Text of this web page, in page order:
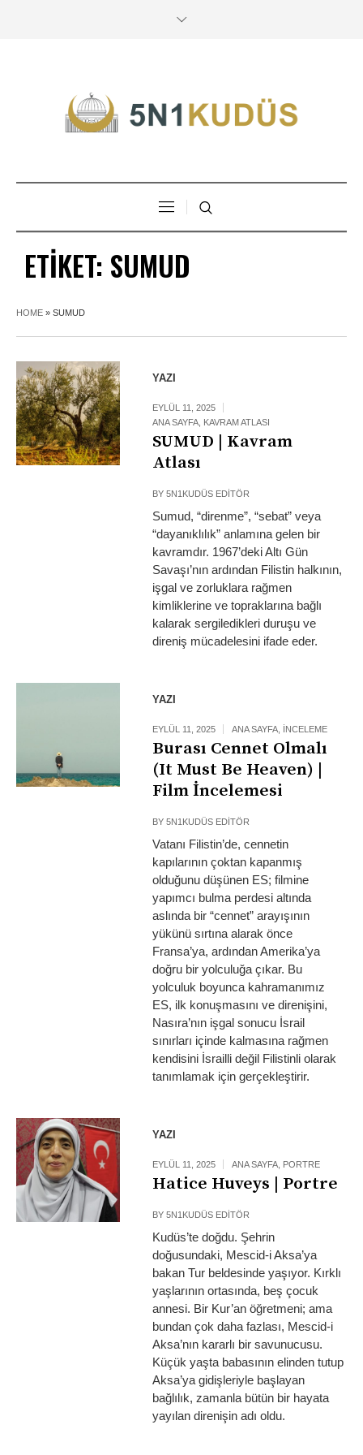
ETIKET: SUMUD
HOME » SUMUD
YAZI
EYLÜL 11, 2025
ANA SAYFA KAVRAM ATLASI
SUMUD | Kavram
Atlası
BY5N1KUDÜS EDITÖR
Sumud, “direnme”, “sebat” veya
“dayanıklılık” anlamına gelen bir
kavramdır. 1967’deki Altı Gün
Savaşı’nın ardından Filistin halkının,
işgal ve zorluklara rağmen
kimliklerine ve topraklarına bağlı
kalarak sergiledikleri duruşu ve
direniş mücadelesini ifade eder.
YAZI
EYLÜL 11, 2025 ANA SAYFA İNCELEME
Burası Cennet Olmalı
(It Must Be Heaven) |
Film İncelemesi
BY5N1KUDÜS EDITÖR
Vatanı Filistin’de, cennetin
kapılarının çoktan kapanmış
olduğunu düşünen ES; filmine
yapımcı bulma perdesi altında
aslında bir “cennet” arayışının
yükünü sırtına alarak önce
Fransa’ya, ardından Amerika’ya
doğru bir yolculuğa çıkar. Bu
yolculuk boyunca kahramanımız
ES, ilk konuşmasını ve direnişini,
Nasıra’nın işgal sonucu İsrail
sınırları içinde kalmasına rağmen
kendisini İsrailli değil Filistinli olarak
tanımlamak için gerçekleştirir.
YAZI
EYLÜL 11, 2025 ANA SAYFA PORTRE
Hatice Huveys | Portre
BY5N1KUDÜS EDITÖR
Kudüs’te doğdu. Şehrin
doğusundaki, Mescid-i Aksa’ya
bakan Tur beldesinde yaşıyor. Kırklı
yaşlarının ortasında, beş çocuk
annesi. Bir Kur’an öğretmeni; ama
bundan çok daha fazlası, Mescid-i
Aksa’nın kararlı bir savunucusu.
Küçük yaşta babasının elinden tutup
Aksa’ya gidişleriyle başlayan
bağlılık, zamanla bütün bir hayata
yayılan direnişin adı oldu.